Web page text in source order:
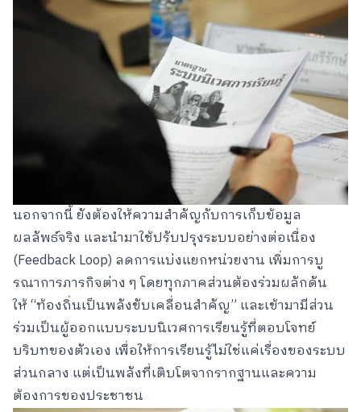
นอกจากนี้ ยังต้องให้ความสำคัญกับการเก็บข้อมูล
ผลลัพธ์จริง และนำมาใช้ปรับปรุงระบบอย่างต่อเนื่อง
(Feedback Loop) ลดการแบ่งแยกหน่วยงาน เพิ่มการบู
รณาการภารกิจต่าง ๆ โดยทุกภาคส่วนต้องร่วมผลักดัน
ให้ “ท้องถิ่นเป็นพลังขับเคลื่อนสำคัญ” และเข้ามามีส่วน
ร่วมเป็นผู้ออกแบบระบบนิเวศการเรียนรู้ที่ตอบโจทย์
บริบทของตัวเอง เพื่อให้การเรียนรู้ไม่ใช่แค่เรื่องของระบบ
ส่วนกลาง แต่เป็นพลังที่เติบโตจากรากฐานและความ
ต้องการของประชาชน